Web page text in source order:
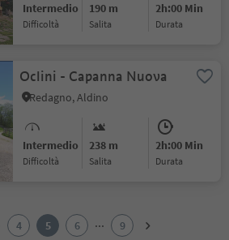
Intermedio
Difficoltà
190 m
Salita
2h:00 Min
durata
Oclini - Capanna Nuova
Redagno, Aldino
Intermedio
Difficoltà
238 m
Salita
2h:00 Min
durata
4 5 6 ...
9